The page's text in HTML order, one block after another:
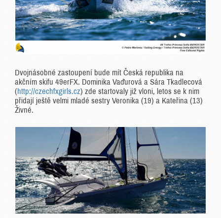
Dvojnásobné zastoupení bude mít Česká republika na
akčním skifu 49erFX. Dominika Vaďurová a Sára Tkadlecová
(http://czechfxgirls.cz) zde startovaly již vloni, letos se k nim
přidají ještě velmi mladé sestry Veronika (19) a Kateřina (13)
Živné.